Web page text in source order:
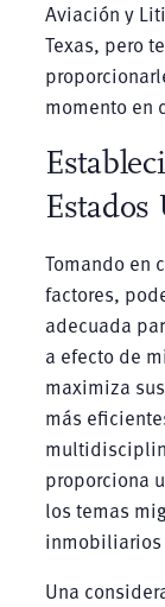
Aviación y
Texas, pero
momento en
Estados
Tomando en
factores,
adecuada
a efecto de
maximiza
más
proporciona
los temas
inmobiliarios
Una